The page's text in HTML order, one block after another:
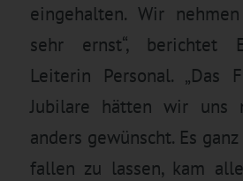
eingehalten. Wir
sehr ernst“, berichtet
Leiterin Personal. „Das
Jubilare hätten wir uns
anders gewünscht. Es
fallen zu lassen, kam